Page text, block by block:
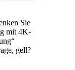
Sie
mit 4K-
gell?